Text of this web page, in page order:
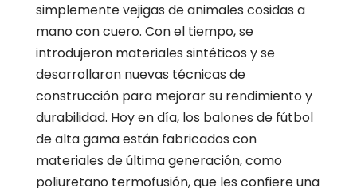
simplemente vejigas de animales cosidas a
mano con cuero. Con el tiempo, se
introdujeron materiales sintéticos y se
desarrollaron nuevas técnicas de
construcción para mejorar su rendimiento y
durabilidad. Hoy en día, los balones de fútbol
de alta gama están fabricados con
materiales de última generación, como
poliuretano termofusión, que les confiere una